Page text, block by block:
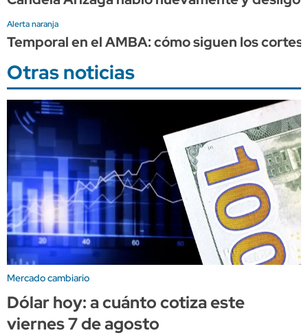
Alerta naranja
Temporal en el AMBA: cómo siguen los
Otras noticias
Mercado cambiario
Dólar hoy: a cuánto cotiza este
viernes 7 de agosto